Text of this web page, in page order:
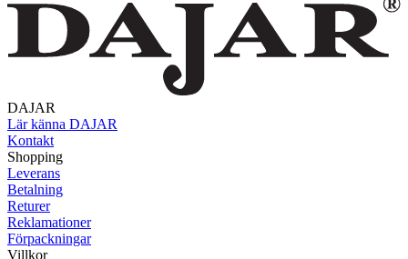
DAJAR
Lär känna DAJAR
Kontakt
Shopping
Leverans
Betalning
Returer
Reklamationer
Förpackningar
Villkor